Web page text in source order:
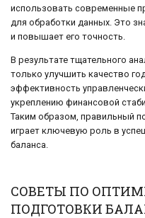
использовать современные
для обработки данных. Это
и повышает его точность.
В результате тщательного
только улучшить качество
эффективность
укреплению финансовой
Таким образом, правильный
играет ключевую роль в
баланса.
СОВЕТЫ ПО
ПОДГОТОВКИ